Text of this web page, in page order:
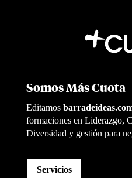
Somos Más Cuota
Editamos
formaciones en Liderazgo,
Diversidad y gestión para
Servicios